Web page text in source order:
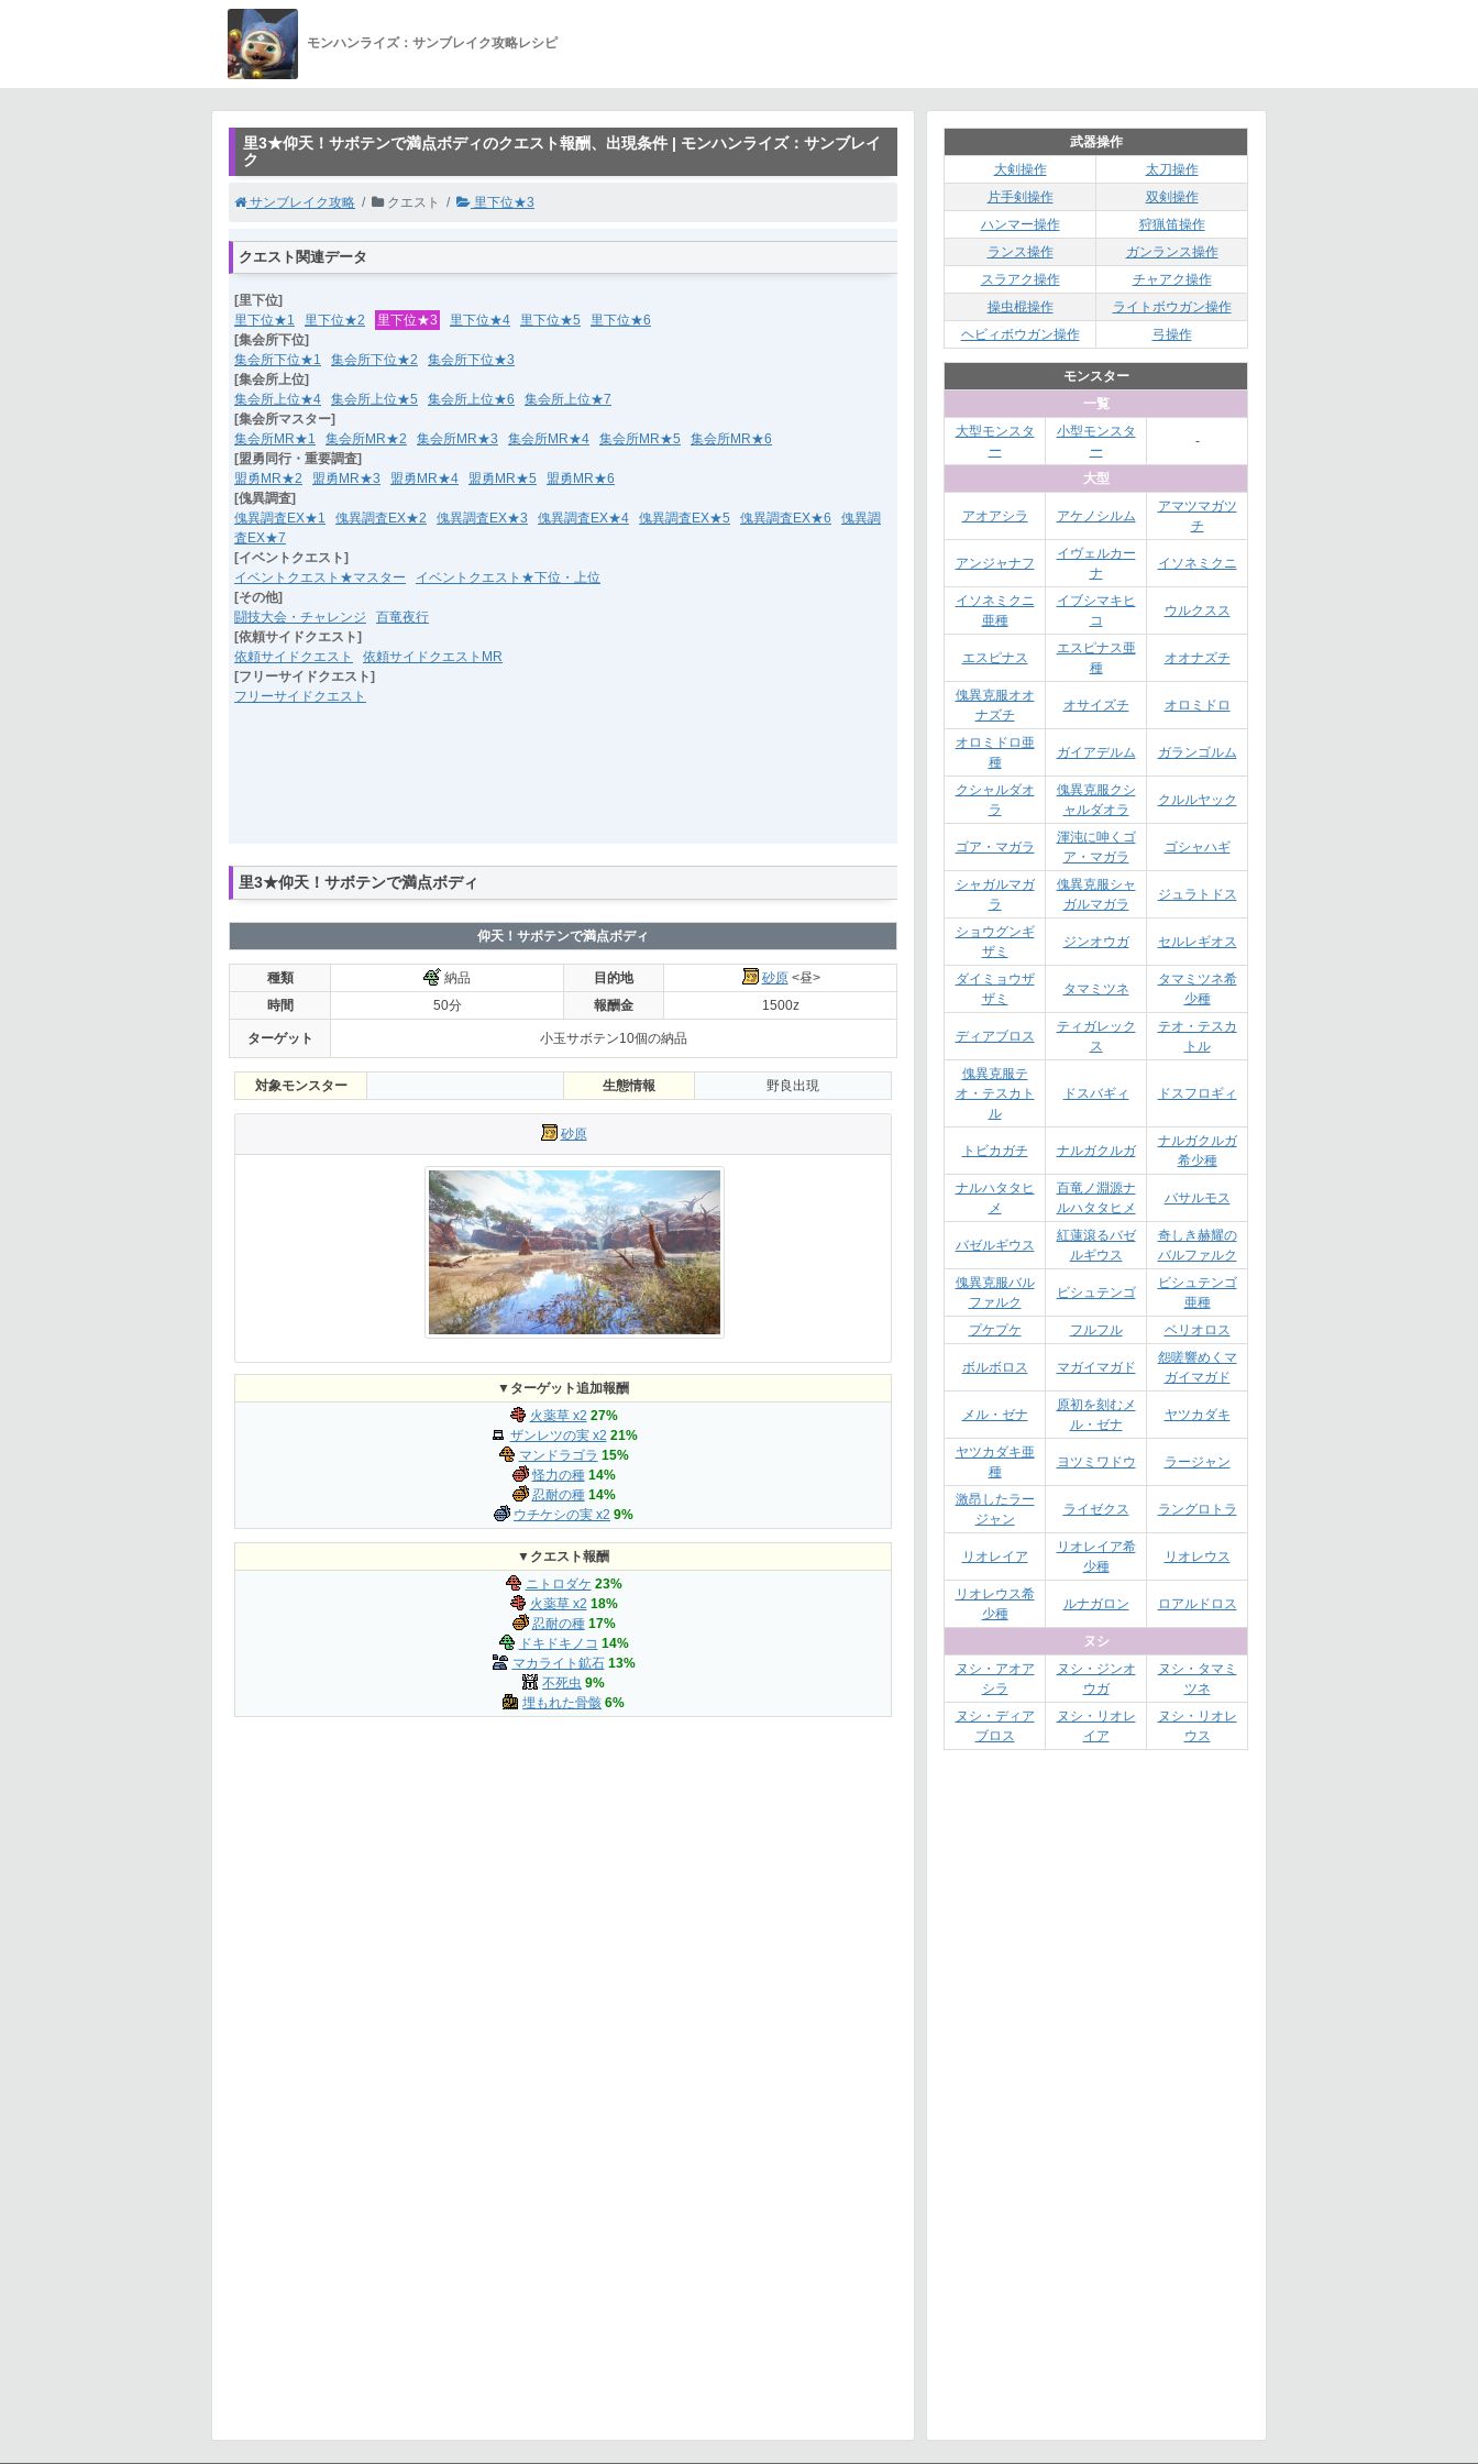
モンハンライズ：サンブレイク攻略レシピ
里3★仰天！サボテンで満点ボディのクエスト報酬、出現条件 | モンハンライズ：サンブレイ
ク
サンブレイク攻略 クエスト 里下位★3
クエスト関連データ
[里下位]
里下位★1
里下位★2 里下位★3 里下位★4 里下位★5
里下位★6
[集会所下位]
集会所下位★1
集会所下位★2
集会所下位★3
[集会所上位]
集会所上位★4
集会所上位★5 集会所上位★6
集会所上位★7
[集会所マスター]
集会所MR★1
集会所MR★2 集会所MR★3 集会所MR★4 集会所MR★5
集会所MR★6
[盟勇同行・重要調査]
盟勇MR★2
盟勇MR★3 盟勇MR★4 盟勇MR★5
盟勇MR★6
[傀異調査]
傀異調査EX★1
傀異調査EX★2 傀異調査EX★3 傀異調査EX★4 傀異調査EX★5 傀異調査EX★6
傀異調
査EX★7
[イベントクエスト]
イベントクエスト★マスター
イベントクエスト★下位・上位
[その他]
闘技大会・チャレンジ
百竜夜行
[依頼サイドクエスト]
依頼サイドクエスト
依頼サイドクエストMR
[フリーサイドクエスト]
フリーサイドクエスト
里3★仰天！サボテンで満点ボディ
仰天！サボテンで満点ボディ
種類 納品 目的地 砂原<昼>
時間
50分 報酬金 1500z
ターゲット 小玉サボテン10個の納品
対象モンスター 生態情報 野良出現
砂原
▼ターゲット追加報酬
火薬草 x2 27%
ザンレツの実 x2 21%
マンドラゴラ 15%
怪力の種 14%
忍耐の種 14%
ウチケシの実 x2 9%
▼クエスト報酬
ニトロダケ 23%
火薬草 x2 18%
忍耐の種 17%
ドキドキノコ 14%
マカライト鉱石 13%
不死虫 9%
埋もれた骨骸 6%
武器操作
大剣操作
太刀操作
片手剣操作
双剣操作
ハンマー操作
狩猟笛操作
ランス操作
ガンランス操作
スラアク操作
チャアク操作
操虫棍操作
ライトボウガン操作
ヘビィボウガン操作
弓操作
モンスター
一覧
大型モンスタ
ー
小型モンスタ
ー
-
大型
アオアシラ アケノシルム
アマツマガツ
チ
アンジャナフ
イヴェルカー
ナ
イソネミクニ
イソネミクニ
亜種
イブシマキヒ
コ
ウルクスス
エスピナス
エスピナス亜
種
オオナズチ
傀異克服オオ
ナズチ
オサイズチ オロミドロ
オロミドロ亜
種
ガイアデルム ガランゴルム
クシャルダオ
ラ
傀異克服クシ
ャルダオラ
クルルヤック
ゴア・マガラ
渾沌に呻くゴ
ア・マガラ
ゴシャハギ
シャガルマガ
ラ
傀異克服シャ
ガルマガラ
ジュラトドス
ショウグンギ
ザミ
ジンオウガ セルレギオス
ダイミョウザ
ザミ
タマミツネ
タマミツネ希
少種
ディアブロス
ティガレック
ス
テオ・テスカ
トル
傀異克服テ
オ・テスカト
ル
ドスバギィ ドスフロギィ
トビカガチ ナルガクルガ
ナルガクルガ
希少種
ナルハタタヒ
メ
百竜ノ淵源ナ
ルハタタヒメ
バサルモス
バゼルギウス
紅蓮滾るバゼ
ルギウス
奇しき赫耀の
バルファルク
傀異克服バル
ファルク
ビシュテンゴ
ビシュテンゴ
亜種
プケプケ
フルフル ベリオロス
ボルボロス マガイマガド
怨嗟響めくマ
ガイマガド
メル・ゼナ
原初を刻むメ
ル・ゼナ
ヤツカダキ
ヤツカダキ亜
種
ヨツミワドウ ラージャン
激昂したラー
ジャン
ライゼクス ラングロトラ
リオレイア
リオレイア希
少種
リオレウス
リオレウス希
少種
ルナガロン ロアルドロス
ヌシ
ヌシ・アオア
シラ
ヌシ・ジンオ
ウガ
ヌシ・タマミ
ツネ
ヌシ・ディア
ブロス
ヌシ・リオレ
イア
ヌシ・リオレ
ウス